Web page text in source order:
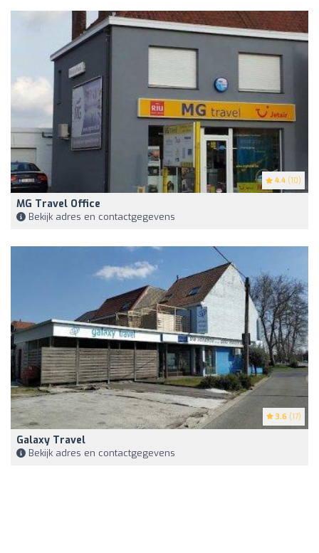
4.4 (10)
MG Travel Office
Bekijk adres en contactgegevens
3.6 (17)
Galaxy Travel
Bekijk adres en contactgegevens